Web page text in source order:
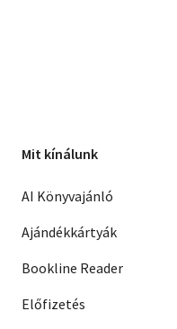
Mit kínálunk
AI Könyvajánló
Ajándékkártyák
Bookline Reader
Előfizetés